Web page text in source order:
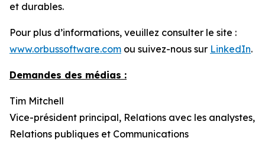
et durables.
Pour plus d’informations, veuillez consulter le site :
www.orbussoftware.com ou suivez-nous sur LinkedIn.
Demandes des médias :
Tim Mitchell
Vice-président principal, Relations avec les analystes,
Relations publiques et Communications